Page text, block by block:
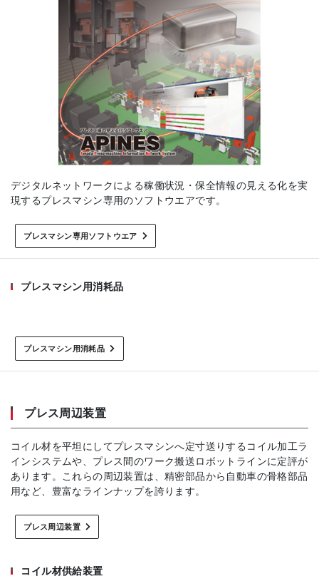
デジタルネットワークによる稼働状況・保全情報の見える化を実
現するプレスマシン専用のソフトウエアです。
プレスマシン専用ソフトウエア
プレスマシン用消耗品
プレスマシン用消耗品
プレス周辺装置
コイル材を平坦にしてプレスマシンへ定寸送りするコイル加工ラ
インシステムや、プレス間のワーク搬送ロボットラインに定評が
あります。これらの周辺装置は、精密部品から自動車の骨格部品
用など、豊富なラインナップを誇ります。
プレス周辺装置
コイル材供給装置